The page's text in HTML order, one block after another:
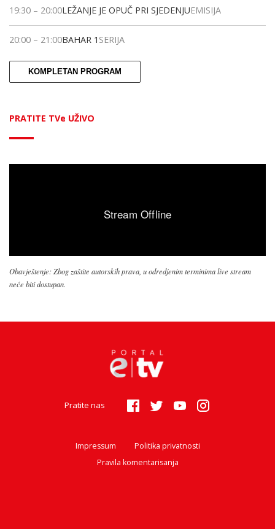
19:30 – 20:00LEŽANJE JE OPUČ PRI SJEDENJUEMISIJA
20:00 – 21:00BAHAR 1 SERIJA
KOMPLETAN PROGRAM
PRATITE TVe UŽIVO
Obavještenje: Zbog zaštite autorskih prava, u odredjenim terminima live stream
neće biti dostupan.
Pratite nas
Impressum
Politika privatnosti
Pravila komentarisanja